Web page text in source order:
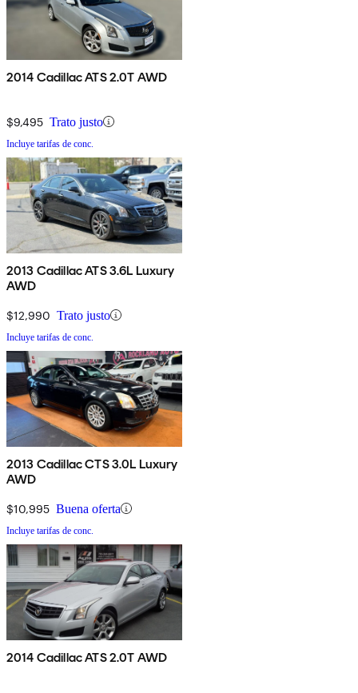
2014 Cadillac ATS 2.0T AWD
$9,495 Trato justo
Incluye tarifas de conc.
2013 Cadillac ATS 3.6L Luxury
AWD
$12,990 Trato justo
Incluye tarifas de conc.
2013 Cadillac CTS 3.0L Luxury
AWD
$10,995 Buena oferta
Incluye tarifas de conc.
2014 Cadillac ATS 2.0T AWD